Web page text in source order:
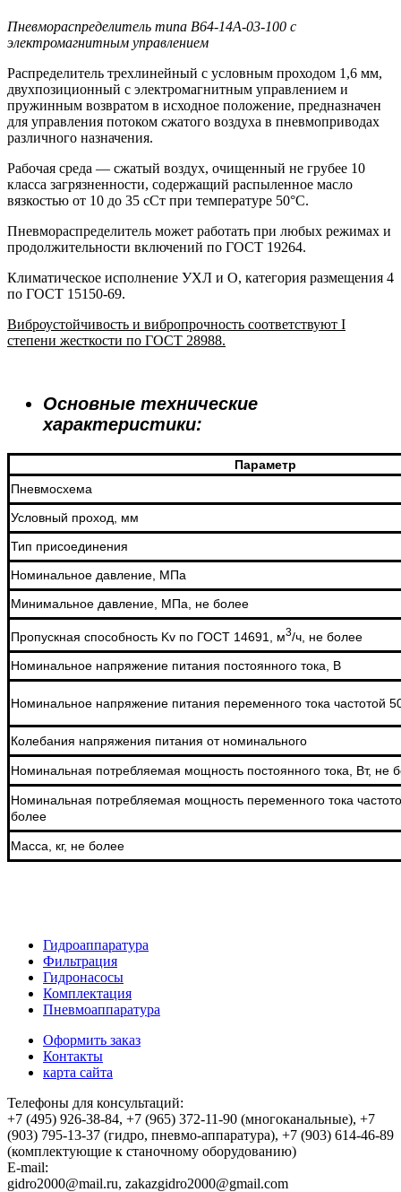
Пневмораспределитель типа В64-14А-03-100 с
электромагнитным управлением
Распределитель трехлинейный с условным проходом 1,6 мм,
двухпозиционный с электромагнитным управлением и
пружинным возвратом в исходное положение, предназначен
для управления потоком сжатого воздуха в пневмоприводах
различного назначения.
Рабочая среда — сжатый воздух, очищенный не грубее 10
класса загрязненности, содержащий распыленное масло
вязкостью от 10 до 35 сСт при температуре 50°C.
Пневмораспределитель может работать при любых режимах и
продолжительности включений по ГОСТ 19264.
Климатическое исполнение УХЛ и О, категория размещения 4
по ГОСТ 15150-69.
Виброустойчивость и вибропрочность соответствуют I
степени жесткости по ГОСТ 28988.
Основные технические
характеристики:
Параметр
Пневмосхема
Условный проход, мм
Тип присоединения
Номинальное давление, МПа
Минимальное давление, МПа, не более
Пропускная способность Kv по ГОСТ 14691, м3/ч, не более
Номинальное напряжение питания постоянного тока, В
Номинальное напряжение питания переменного тока частотой
Колебания напряжения питания от номинального
Номинальная потребляемая мощность постоянного тока, Вт, не
Номинальная потребляемая мощность переменного тока
более
Масса, кг, не более
Гидроаппаратура
Фильтрация
Гидронасосы
Комплектация
Пневмоаппаратура
Оформить заказ
Контакты
карта сайта
Телефоны для консультаций:
+7 (495) 926-38-84, +7 (965) 372-11-90 (многоканальные), +7
(903) 795-13-37 (гидро, пневмо-аппаратура), +7 (903) 614-46-89
(комплектующие к станочному оборудованию)
E-mail:
,